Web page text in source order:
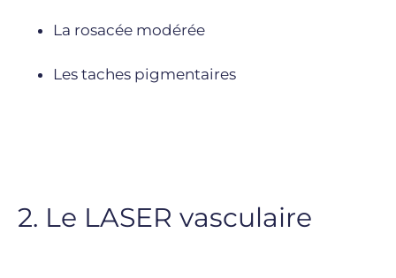
La rosacée modérée
Les taches pigmentaires
2. Le LASER vasculaire